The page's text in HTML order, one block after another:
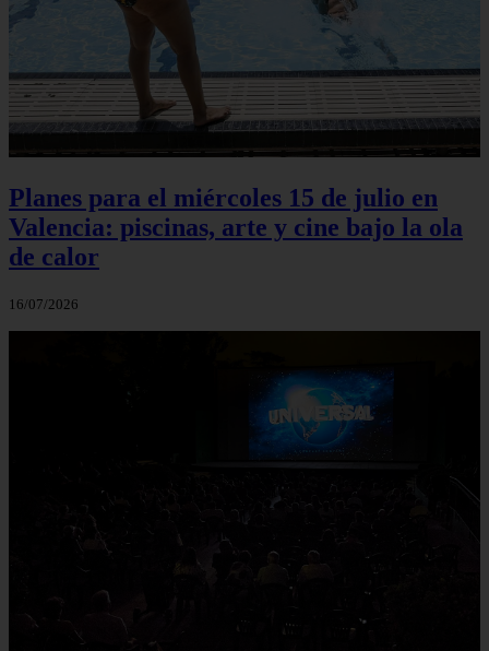
Planes para el miércoles 15 de julio en
Valencia: piscinas, arte y cine bajo la ola
de calor
16/07/2026